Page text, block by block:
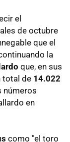
el
de octubre
que el
la
que, en sus
total de 14.022
números
en
como "el toro